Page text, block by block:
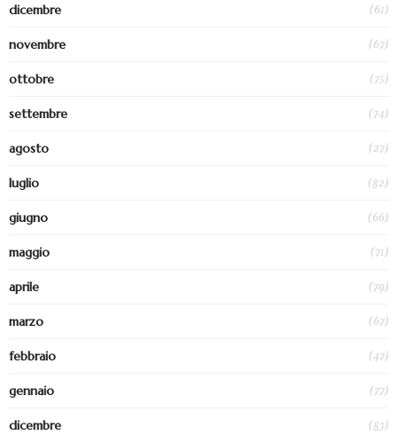
dicembre (61)
novembre (67)
ottobre (75)
settembre (74)
agosto (27)
luglio (82)
giugno (66)
maggio (71)
aprile (79)
marzo (67)
febbraio (47)
gennaio (77)
dicembre (83)